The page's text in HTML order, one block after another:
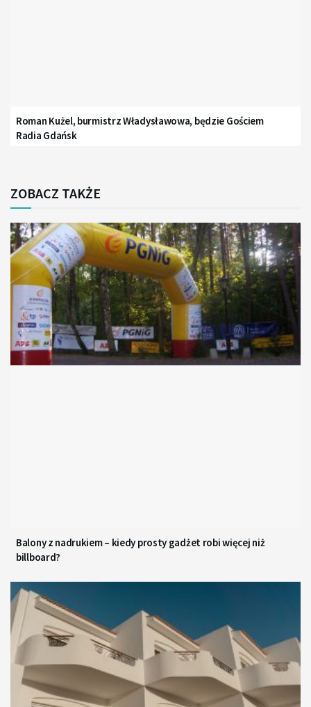
Roman Kużel, burmistrz Władysławowa, będzie Gościem
Radia Gdańsk
ZOBACZ TAKŻE
Balony z nadrukiem – kiedy prosty gadżet robi więcej niż
billboard?